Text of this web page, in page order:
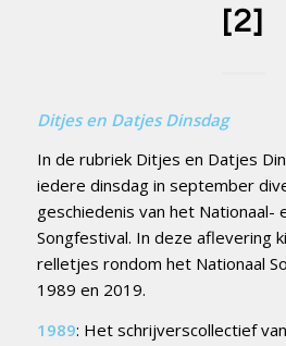
[2]
Ditjes en Datjes Dinsdag
In de rubriek Ditjes en Datjes
iedere dinsdag in september
geschiedenis van het Nationaal-
Songfestival. In deze aflevering
relletjes rondom het Nationaal
1989 en 2019.
1989: Het schrijverscollectief